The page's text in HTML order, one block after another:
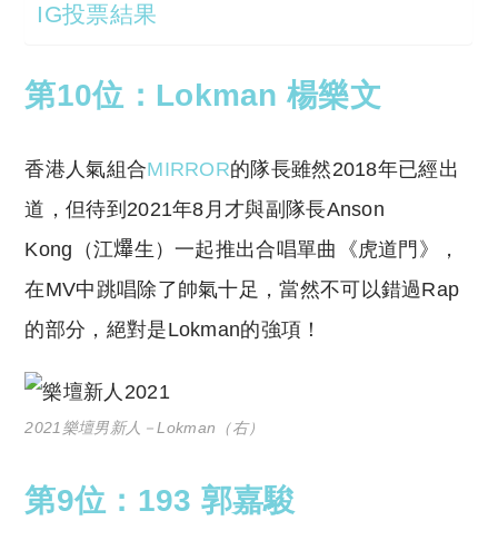
IG投票結果
第10位：Lokman 楊樂文
香港人氣組合MIRROR的隊長雖然2018年已經出
道，但待到2021年8月才與副隊長Anson
Kong（江𤒹生）一起推出合唱單曲《虎道門》，
在MV中跳唱除了帥氣十足，當然不可以錯過Rap
的部分，絕對是Lokman的強項！
2021樂壇男新人－Lokman（右）
第9位：193 郭嘉駿